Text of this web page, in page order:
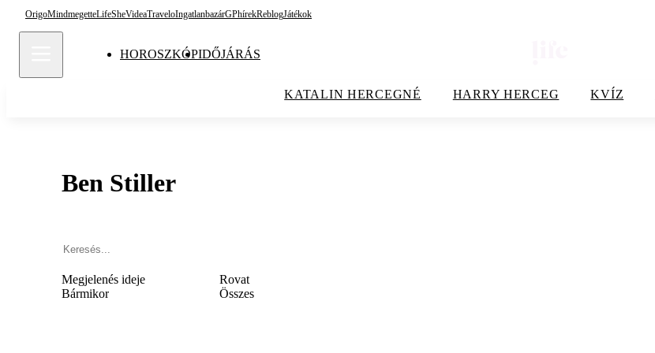
OrigoMindmegetteLifeSheVideaTraveloIngatlanbazárGPhírekReblogJátékok
HOROSZKÓPIDŐJÁRÁS
KATALIN HERCEGNÉ HARRY HERCEG KVÍZ
Ben Stiller
Megjelenés ideje
Bármikor
Rovat
Összes